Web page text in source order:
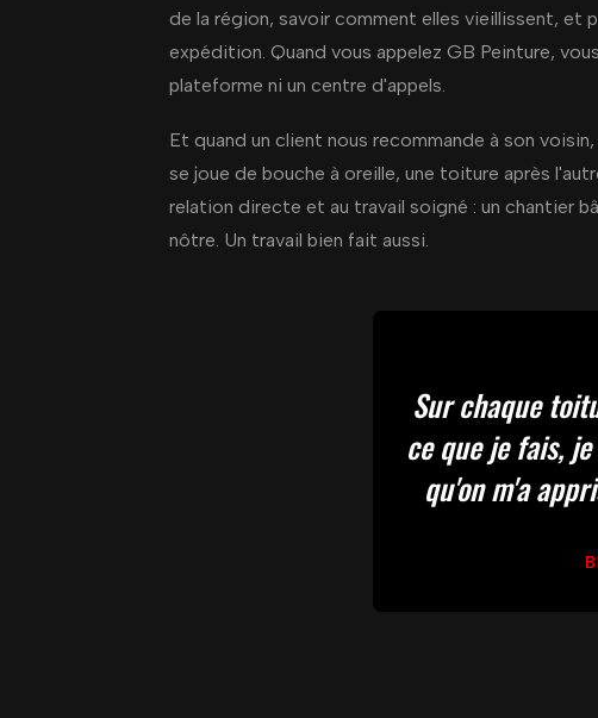
de la région, savoir comment elles vieillissent, et
expédition. Quand vous appelez GB Peinture,
plateforme ni un centre d'appels.
Et quand un client nous recommande à son
se joue de bouche à oreille, une toiture après
relation directe et au travail soigné : un chantier
nôtre. Un travail bien fait aussi.
Sur chaque
ce que je fais,
qu'on m'a